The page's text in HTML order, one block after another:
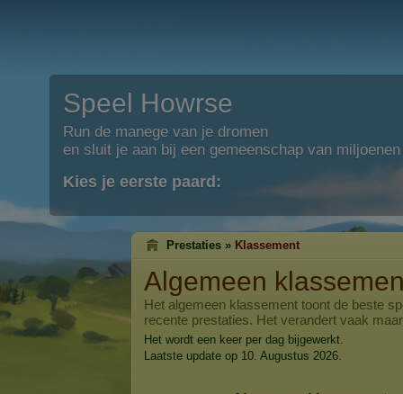
Speel Howrse
Run de manege van je dromen
en sluit je aan bij een gemeenschap van
Kies je eerste paard:
Prestaties » Klassement
Algemeen
Het algemeen klassement toont de beste
recente prestaties. Het verandert vaak
Het wordt een keer per dag bijgewerkt.
Laatste update op 10. Augustus 2026.